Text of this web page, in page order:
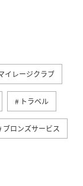
イレージクラブ
トラベル
ブロンズサービス